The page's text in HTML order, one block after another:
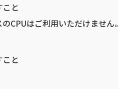
こと
CPUはご利用いただけません。
こと